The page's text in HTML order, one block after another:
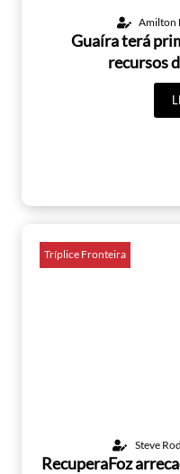
Amilton
Guaíra terá
recursos
Tríplice Fronteira
Steve
RecuperaFoz